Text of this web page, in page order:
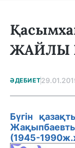
ЖАЙЛЫ
ӘДЕБИЕТ
Бүгін
(1945-